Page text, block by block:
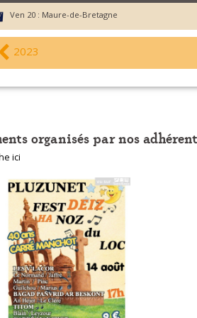
Ven 20 : Maure-de-Bretagne
2023
organisés par nos
ici